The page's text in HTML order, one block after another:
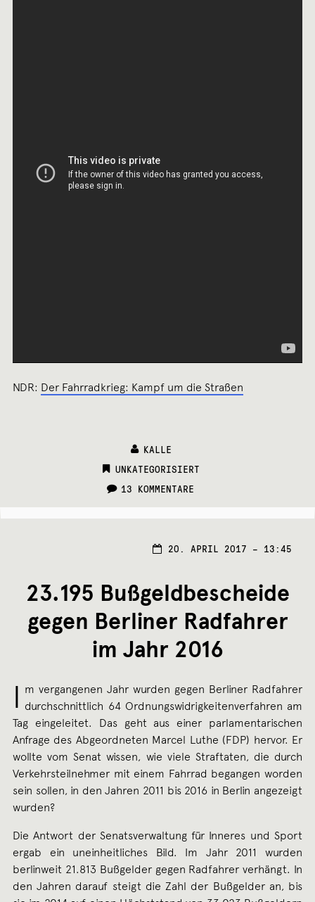
NDR: Der Fahrradkrieg: Kampf um die Straßen
KALLE
CATEGORIES:
UNKATEGORISIERT
13 KOMMENTARE
20. APRIL 2017 – 13:45
23.195 Bußgeldbescheide
gegen Berliner Radfahrer
im Jahr 2016
I m vergangenen Jahr wurden gegen Berliner Radfahrer
durchschnittlich 64 Ordnungswidrigkeitenverfahren am
Tag eingeleitet. Das geht aus einer parlamentarischen
Anfrage des Abgeordneten Marcel Luthe (FDP) hervor. Er
wollte vom Senat wissen, wie viele Straftaten, die durch
Verkehrsteilnehmer mit einem Fahrrad begangen worden
sein sollen, in den Jahren 2011 bis 2016 in Berlin angezeigt
wurden?
Die Antwort der Senatsverwaltung für Inneres und Sport
ergab ein uneinheitliches Bild. Im Jahr 2011 wurden
berlinweit 21.813 Bußgelder gegen Radfahrer verhängt. In
den Jahren darauf steigt die Zahl der Bußgelder an, bis